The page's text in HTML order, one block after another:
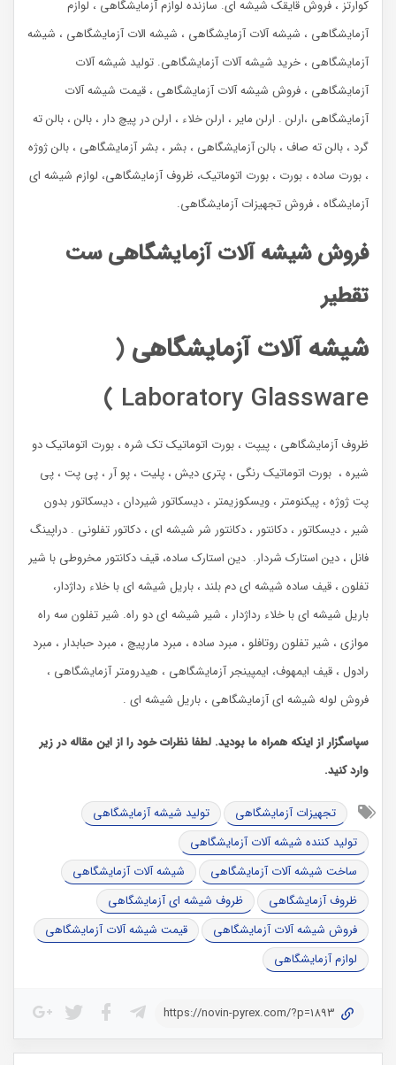
کوارتز ، فروش قایقک شیشه ای. سازنده لوازم آزمایشگاهی ، لوازم
آزمایشگاهی ، شیشه آلات آزمایشگاهی ، شیشه الات آزمایشگاهی ، شیشه
آزمایشگاهی ، خرید شیشه آلات آزمایشگاهی. تولید شیشه آلات
آزمایشگاهی ، فروش شیشه آلات آزمایشگاهی ، قیمت شیشه آلات
آزمایشگاهی ،ارلن . ارلن مایر ، ارلن خلاء ، ارلن در پیچ دار ، بالن ، بالن ته
گرد ، بالن ته صاف ، بالن آزمایشگاهی ، بشر ، بشر آزمایشگاهی ، بالن ژوژه
، بورت ساده ، بورت ، بورت اتوماتیک، ظروف آزمایشگاهی، لوازم شیشه ای
آزمایشگاه ، فروش تجهیزات آزمایشگاهی.
فروش شیشه آلات آزمایشگاهی ست
تقطیر
شیشه آلات آزمایشگاهی (
Laboratory Glassware )
ظروف آزمایشگاهی ، پیپت ، بورت اتوماتیک تک شره ، بورت اتوماتیک دو
شیره ، بورت اتوماتیک رنگی ، پتری دیش ، پلیت ، پو آر ، پی پت ، پی
پت ژوژه ، پیکنومتر ، ویسکوزیمتر ، دیسکاتور شیردان ، دیسکاتور بدون
شیر ، دیسکاتور ، دکانتور ، دکانتور شر شیشه ای ، دکاتور تفلونی . دراپینگ
فانل ، دین استارک شردار. دین استارک ساده، قیف دکانتور مخروطی با شیر
تفلون ، قیف ساده شیشه ای دم بلند ، باریل شیشه ای با خلاء رداژدار،
باریل شیشه ای با خلاء رداژدار ، شیر شیشه ای دو راه. شیر تفلون سه راه
موازی ، شیر تفلون روتافلو ، مبرد ساده ، مبرد مارپیچ ، مبرد حبابدار ، مبرد
رادول ، قیف ایمهوف، ایمپینجر آزمایشگاهی ، هیدرومتر آزمایشگاهی ،
فروش لوله شیشه ای آزمایشگاهی ، باریل شیشه ای .
سپاسگزار از اینکه همراه ما بودید. لطفا نظرات خود را از این مقاله در زیر
وارد کنید.
تجهیزات آزمایشگاهی
تولید شیشه آزمایشگاهی
تولید کننده شیشه آلات آزمایشگاهی
ساخت شیشه آلات آزمایشگاهی
شیشه آلات آزمایشگاهی
ظروف آزمایشگاهی
ظروف شیشه ای آزمایشگاهی
فروش شیشه آلات آزمایشگاهی
قیمت شیشه آلات آزمایشگاهی
لوازم آزمایشگاهی
https://novin-pyrex.com/?p=1893